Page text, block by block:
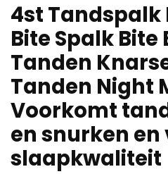
4st Tandspalk
Bite Spalk Bite
Tanden
Tanden Night
Voorkomt
en snurken
slaapkwaliteit